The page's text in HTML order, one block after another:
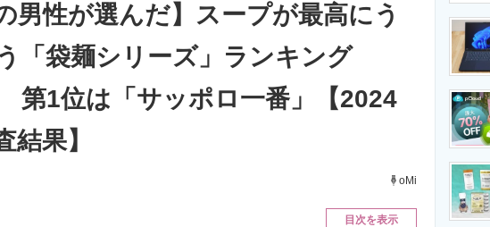
製造業のIT導入・活用を
エレクトロニクス専門サイト エネルギーの専門メデ
男性が選んだ】スープが最高にう
「袋麺シリーズ」ランキング
第1位は「サッポロ一番」【2024
結果】
oMi
目次を表示